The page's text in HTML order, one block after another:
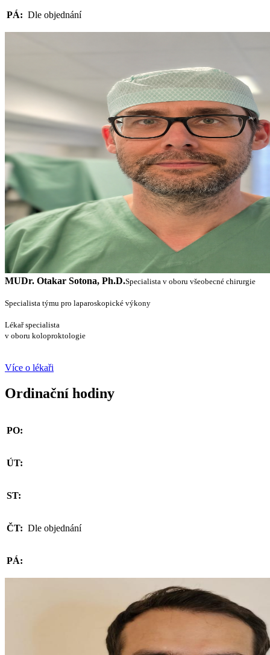
PÁ: Dle objednání
MUDr. Otakar Sotona, Ph.D.Specialista v oboru všeobecné chirurgie
Specialista týmu pro laparoskopické výkony
Lékař specialista
v oboru koloproktologie
Více o lékaři
Ordinační hodiny
PO:
ÚT:
ST:
ČT: Dle objednání
PÁ: